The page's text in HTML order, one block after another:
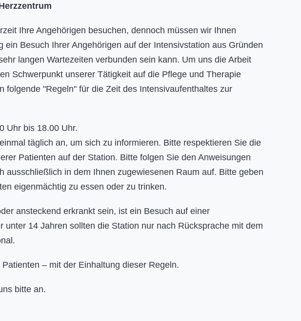
Ihre Angehörigen besuchen, dennoch müssen wir Ihnen
ein Besuch Ihrer Angehörigen auf der Intensivstation aus Gründen
langen Wartezeiten verbunden sein kann. Um uns die Arbeit
Schwerpunkt unserer Tätigkeit auf die Pflege und Therapie
folgende "Regeln" für die Zeit des Intensivaufenthaltes zur
Uhr bis 18.00 Uhr.
täglich an, um sich zu informieren. Bitte respektieren Sie die
Patienten auf der Station. Bitte folgen Sie den Anweisungen
ausschließlich in dem Ihnen zugewiesenen Raum auf. Bitte geben
eigenmächtig zu essen oder zu trinken.
ansteckend erkrankt sein, ist ein Besuch auf einer
unter 14 Jahren sollten die Station nur nach Rücksprache mit dem
– mit der Einhaltung dieser Regeln.
bitte an.